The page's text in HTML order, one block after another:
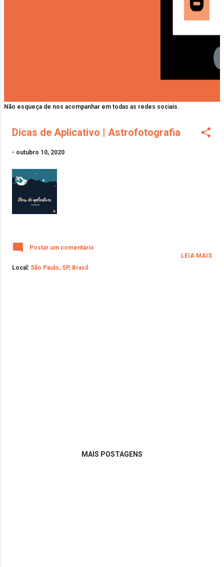
Não esqueça de nos acompanhar em todas as redes sociais.
Dicas de Aplicativo | Astrofotografia
- outubro 10, 2020
Postar um comentário
Local: São Paulo, SP, Brasil
LEIA MAIS
MAIS POSTAGENS